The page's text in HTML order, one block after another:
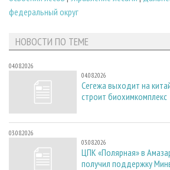
федеральный округ
НОВОСТИ ПО ТЕМЕ
04.08.2026
04.08.2026
Сегежа выходит на
строит биохимкомплекс
03.08.2026
03.08.2026
ЦПК «Полярная» в
получил поддержку